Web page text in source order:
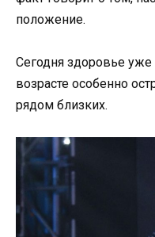
положение.
Сегодня здоровье
возрасте особенно
рядом близких.